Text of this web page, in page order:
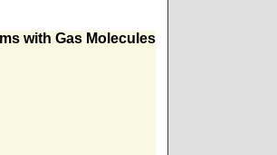
with Gas Molecules